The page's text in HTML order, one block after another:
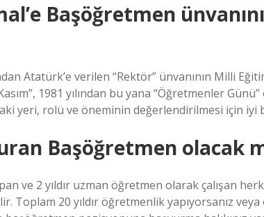
Başöğretmen
Atatürk’e verilen “Rektör” ünvanının Milli
1981 yılından bu yana “Öğretmenler
yeri, rolü ve öneminin değerlendirilmesi için iyi
Başöğretmen olacak
ve 2 yıldır uzman öğretmen olarak çalışan
Toplam 20 yıldır öğretmenlik yapıyorsanız